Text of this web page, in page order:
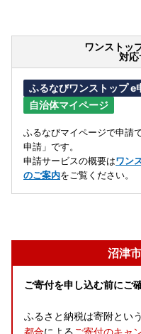
ワンストッ
対
ふるなびワンストップ e
自治体マイページ
ふるなびマイページで申請
申請」です。
申請サービスの概要はワン
のご案内をご覧ください。
沼津
ご寄付を申し込む前にご
ふるさと納税は寄附とい